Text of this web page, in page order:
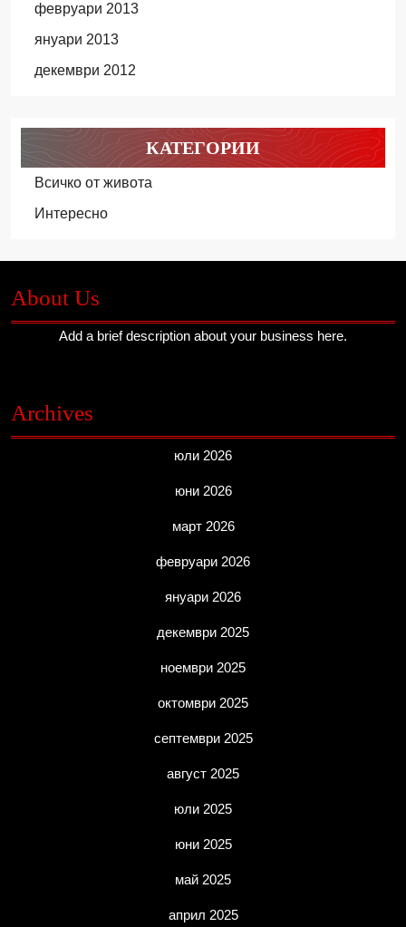
февруари 2013
януари 2013
декември 2012
КАТЕГОРИИ
Всичко от живота
Интересно
About Us
Add a brief description about your business here.
Archives
юли 2026
юни 2026
март 2026
февруари 2026
януари 2026
декември 2025
ноември 2025
октомври 2025
септември 2025
август 2025
юли 2025
юни 2025
май 2025
април 2025